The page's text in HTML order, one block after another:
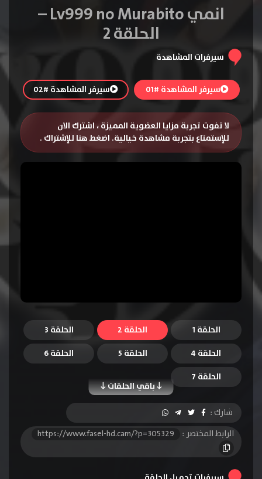
انمي Lv999 no Murabito –
الحلقة 2
سيرفرات المشاهدة
سيرفر المشاهدة #01 سيرفر المشاهدة #02
لا تفوت تجربة مزايا العضوية المميزة ، اشترك الان
للإستمتاع بتجربة مشاهدة خيالية. اضغط هنا للإشتراك .
الحلقة 1 الحلقة 2
الحلقة 3
الحلقة 4
الحلقة 5 الحلقة 6
باقي الحلقات
الحلقة 7
شارك :
الرابط المختصر :
https://www.fasel-hd.cam/?p=305329